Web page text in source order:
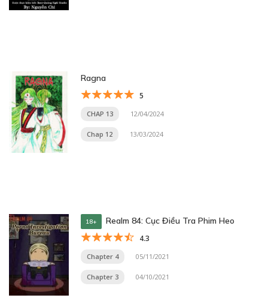
Ragna
5
CHAP 13 12/04/2024
Chap 12 13/03/2024
18+ Realm 84: Cục Điều Tra Phim Heo
4.3
Chapter 4 05/11/2021
Chapter 3 04/10/2021